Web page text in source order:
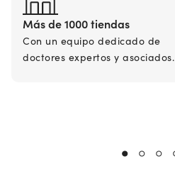
Más de 1000 tiendas
Con un equipo dedicado de
doctores expertos y asociados.